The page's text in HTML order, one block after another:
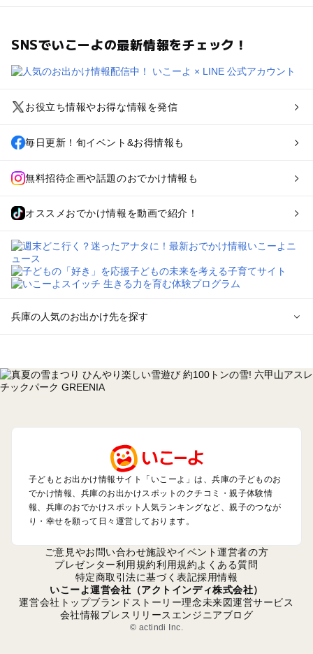
SNSでいこーよの最新情報をチェック！
お役立ち情報やお得な情報を発信
毎日更新！旬イベント&お得情報も
無料招待企画や話題のおでかけ情報も
オススメおでかけ情報を動画で紹介！
兵庫の人気のお出かけ先を探す
を探す
神戸・有馬・六甲山・西宮・明石のプールお出かけ
淡路島のプールお出かけ
城崎・豊岡・竹野のプールお出かけ
神鍋・養父・和田山・鉢伏のプールお出かけ
香住・湯村・浜坂のプールお出かけ
兵庫の定番お出かけスポット
兵庫の動物園
兵庫のバーベキュー
兵庫の牧場
兵庫のプール
子どもとお出かけ情報サイト「いこーよ」は、兵庫の子どものお
でかけ情報、兵庫のお出かけスポットのクチコミ・親子体験情
報、兵庫のおでかけスポット人気ランキングなど、親子のつなが
り・幸せを願って日々運営しております。
ご意見やお問い合わせ施設やイベント運営者の方
プレゼンター利用規約利用規約よくある質問
特定商取引法に基づく表記採用情報
いこーよ運営会社（アクトインディ株式会社）
運営会社トップブランドストーリー理念未来図運営サービス
会社情報プレスリリース エンジニアブログ
© actindi Inc.